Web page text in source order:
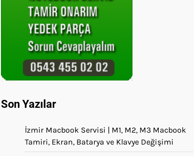
Son Yazılar
İzmir Macbook Servisi | M1, M2, M3 Macbook
Tamiri, Ekran, Batarya ve Klavye Değişimi